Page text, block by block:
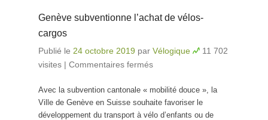
Genève subventionne l’achat de vélos-
cargos
Publié le 24 octobre 2019 par Vélogique
11 702
visites | Commentaires fermés
de vélos-cargos
Avec la subvention cantonale « mobilité douce », la
Ville de Genève en Suisse souhaite favoriser le
développement du transport à vélo d’enfants ou de